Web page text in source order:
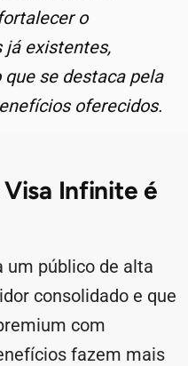
o
já existentes,
se destaca pela
oferecidos.
Visa Infinite é
um público de alta
consolidado e que
com
fazem mais